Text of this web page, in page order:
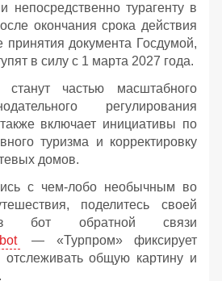
непосредственно турагенту в
окончания срока действия
принятия документа Госдумой,
в силу с 1 марта 2027 года.
частью масштабного
регулирования
включает инициативы по
туризма и корректировку
домов.
с чем-лобо необычным во
поделитесь своей
бот обратной связи
— «Турпром» фиксирует
общую картину и